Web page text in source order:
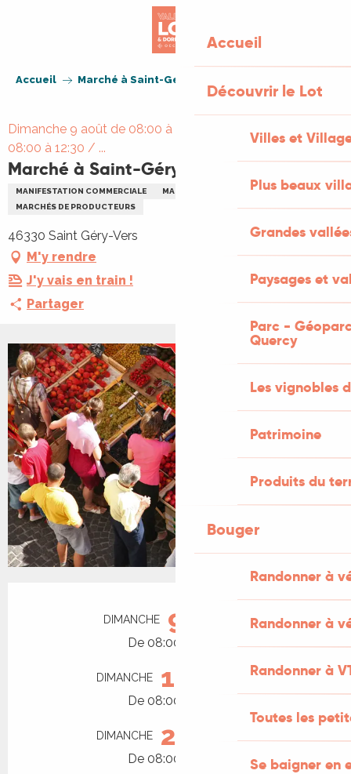
Accueil
Découvrir le Lot
Villes et
Plus beaux
Grandes
Paysages et
Parc -
Quercy
Les vignobles
Patrimoine
Produits du
Bouger
Randonner à
Randonner à
Randonner à
Toutes les
Se baigner en
Accueil Marché à Saint-Géry
Dimanche 9 août de 08:00 à 12:30 / Dimanche 16 août de
08:00 à 12:30 / ...
Marché à Saint-Géry
MANIFESTATION COMMERCIALE MARCHÉ
GASTRONOMIE
MARCHÉS DE PRODUCTEURS
46330 Saint Géry-Vers
M'y rendre
J'y vais en train !
Partager
Ouverture et coordonnées
DIMANCHE 9
De 08:00 à 12:30
DIMANCHE 16
De 08:00 à 12:30
DIMANCHE 23
De 08:00 à 12:30